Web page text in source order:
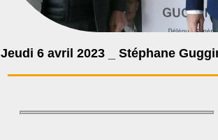
Jeudi 6 avril 2023 _ Stéphane